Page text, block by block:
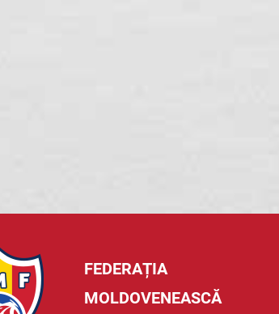
FEDERAȚIA
MOLDOVENEASCĂ